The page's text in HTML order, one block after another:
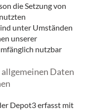
die Setzung von
unter Umständen
unserer
nutzbar
allgemeinen Daten
Depot3 erfasst mit